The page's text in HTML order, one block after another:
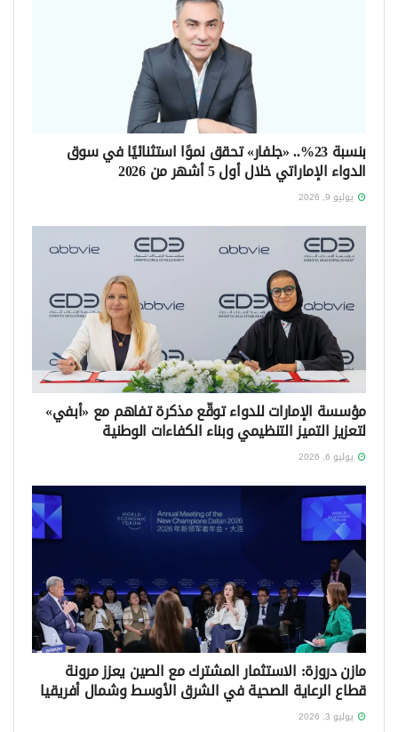
بنسبة 23%.. «جلفار» تحقق نموًا استثنائيًا في سوق
الدواء الإماراتي خلال أول 5 أشهر من 2026
يوليو 9, 2026
مؤسسة الإمارات للدواء توقّع مذكرة تفاهم مع «أبفي»
لتعزيز التميز التنظيمي وبناء الكفاءات الوطنية
يوليو 6, 2026
مازن دروزة: الاستثمار المشترك مع الصين يعزز مرونة
قطاع الرعاية الصحية في الشرق الأوسط وشمال أفريقيا
يوليو 3, 2026